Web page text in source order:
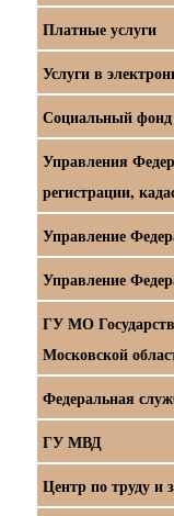
Платные услуги
Услуги в
Социальный
Управления
регистрации,
Управление
Управление
ГУ МО
Московской
Федеральная
ГУ МВД
Центр по труду и